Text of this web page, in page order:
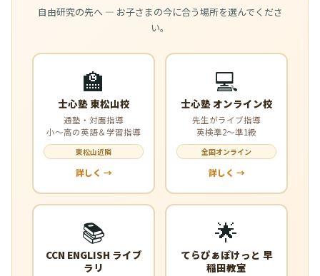
自由研究の先へ — お子さまの今に合う場所を選んでくださ
い。
🏫
士心塾 東松山校
通塾・対面指導
小〜高の英語＆学習指導
東松山近隣
詳しく →
💻
士心塾 オンライン校
先生がライブ指導
英検準2〜準1級
全国オンライン
詳しく →
📚
CCN ENGLISH ライブ
ラリ
🌟
てらぴぁぽけっと 早
稲田教室